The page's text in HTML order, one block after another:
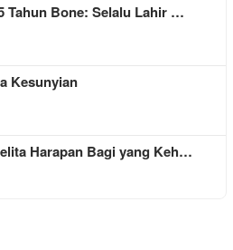
Tahun Bone: Selalu Lahir …
Kesunyian
Harapan Bagi yang Keh…